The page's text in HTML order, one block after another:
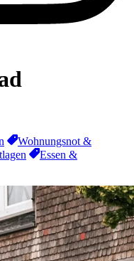
Wohnungsnot &
Essen &